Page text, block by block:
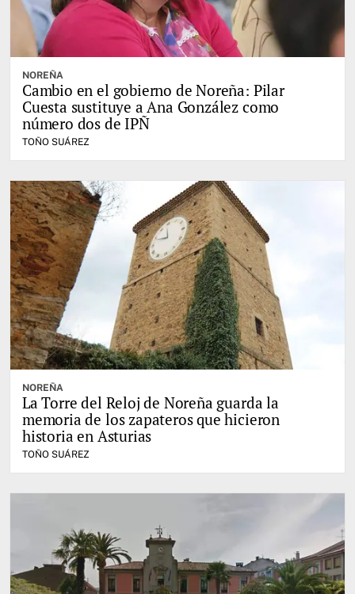
NOREÑA
Cambio en el gobierno de Noreña: Pilar
Cuesta sustituye a Ana González como
número dos de IPÑ
TOÑO SUÁREZ
NOREÑA
La Torre del Reloj de Noreña guarda la
memoria de los zapateros que hicieron
historia en Asturias
TOÑO SUÁREZ